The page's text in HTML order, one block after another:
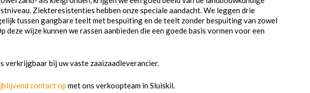
Ziekteresistenties hebben onze speciale aandacht. We leggen drie
tussen gangbare teelt met bespuiting en de teelt zonder bespuiting van zowel
wijze kunnen we rassen aanbieden die een goede basis vormen voor een
verkrijgbaar bij uw vaste zaaizaadleverancier.
contact op met ons verkoopteam in Sluiskil.